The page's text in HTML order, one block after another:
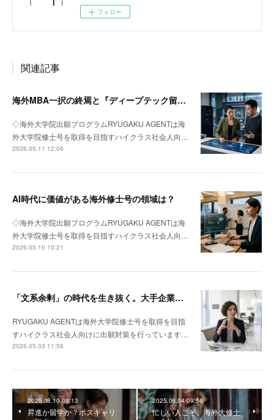
フォロー
関連記事
海外MBA一択の終焉と『ディープテック留学』への回帰
◇海外大学院出願プログラムRYUGAKU AGENTは海
外大学院修士号を取得を目指すハイクラス社会人向…
2026.05.11 12:06
AI時代に価値がある海外修士号の領域は？
◇海外大学院出願プログラムRYUGAKU AGENTは海
外大学院修士号を取得を目指すハイクラス社会人向…
2026.05.10 10:21
「文系余剰」の時代を生き抜く。大手企業若手がMBAではなく「理系修士」を選ぶべき理由
RYUGAKU AGENTは海外大学院修士号を取得を目指
すハイクラス社会人向けに出願対策を行っています…
2026.05.03 11:56
2025.08.10 08:13
昇進か留学か？ボスキャリ
2025.08.04 09:56
忙しい人こそ、海外大修士